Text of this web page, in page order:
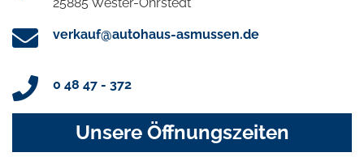
verkauf@autohaus-asmussen.de
0 48 47 - 372
Unsere Öffnungszeiten